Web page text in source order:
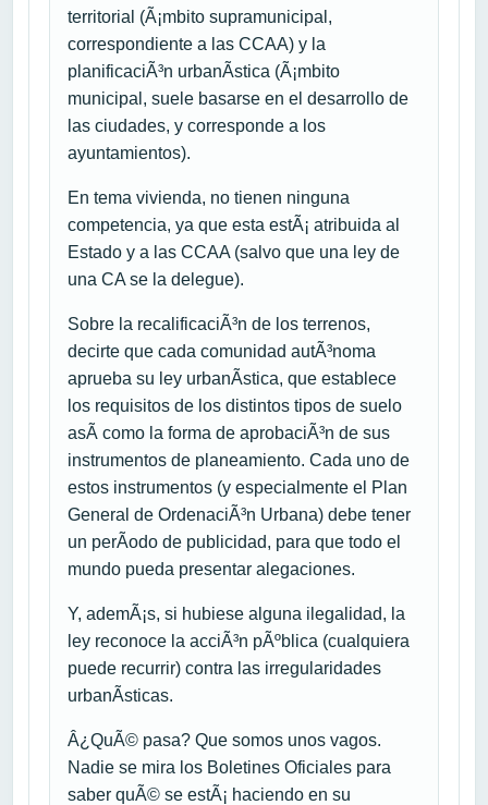
territorial (Ã¡mbito supramunicipal,
correspondiente a las CCAA) y la
planificaciÃ³n urbanÃ­stica (Ã¡mbito
municipal, suele basarse en el desarrollo de
las ciudades, y corresponde a los
ayuntamientos).
En tema vivienda, no tienen ninguna
competencia, ya que esta estÃ¡ atribuida al
Estado y a las CCAA (salvo que una ley de
una CA se la delegue).
Sobre la recalificaciÃ³n de los terrenos,
decirte que cada comunidad autÃ³noma
aprueba su ley urbanÃ­stica, que establece
los requisitos de los distintos tipos de suelo
asÃ­ como la forma de aprobaciÃ³n de sus
instrumentos de planeamiento. Cada uno de
estos instrumentos (y especialmente el Plan
General de OrdenaciÃ³n Urbana) debe tener
un perÃ­odo de publicidad, para que todo el
mundo pueda presentar alegaciones.
Y, ademÃ¡s, si hubiese alguna ilegalidad, la
ley reconoce la acciÃ³n pÃºblica (cualquiera
puede recurrir) contra las irregularidades
urbanÃ­sticas.
Â¿QuÃ© pasa? Que somos unos vagos.
Nadie se mira los Boletines Oficiales para
saber quÃ© se estÃ¡ haciendo en su